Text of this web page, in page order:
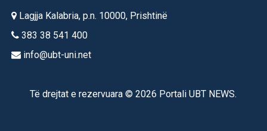
Lagjja Kalabria, p.n. 10000, Prishtinë
383 38 541 400
info@ubt-uni.net
Të drejtat e rezervuara © 2026 Portali UBT NEWS.